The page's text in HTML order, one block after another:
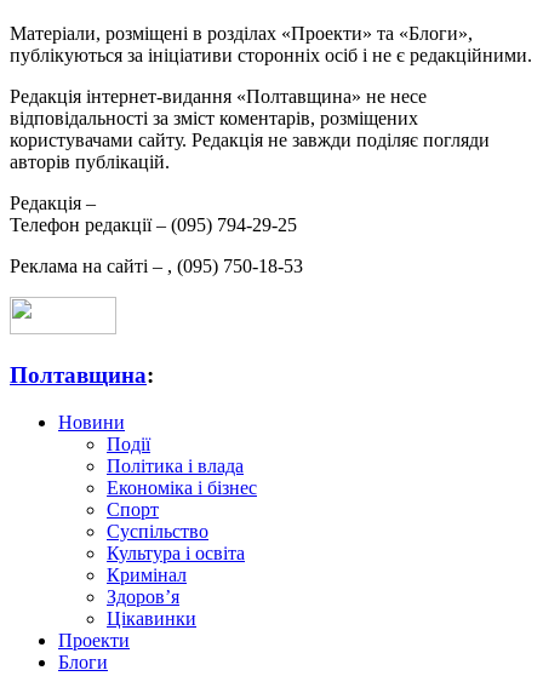
Матеріали, розміщені в розділах «Проекти» та «Блоги»,
публікуються за ініціативи сторонніх осіб і не є редакційними.
Редакція інтернет-видання «Полтавщина» не несе
відповідальності за зміст коментарів, розміщених
користувачами сайту. Редакція не завжди поділяє погляди
авторів публікацій.
Редакція –
Телефон редакції – (095) 794-29-25
Реклама на сайті – , (095) 750-18-53
Полтавщина:
Новини
Події
Політика і влада
Економіка і бізнес
Спорт
Суспільство
Культура і освіта
Кримінал
Здоров’я
Цікавинки
Проекти
Блоги